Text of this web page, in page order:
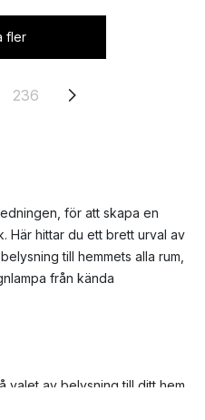
fler
236
för att skapa en
Här hittar du ett brett urval av
till hemmets alla rum,
från kända
valet av belysning till ditt hem